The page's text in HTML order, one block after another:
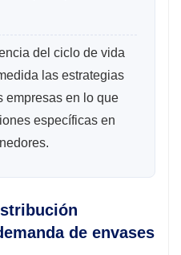
del ciclo de vida
las estrategias
empresas en lo que
específicas en
de envases